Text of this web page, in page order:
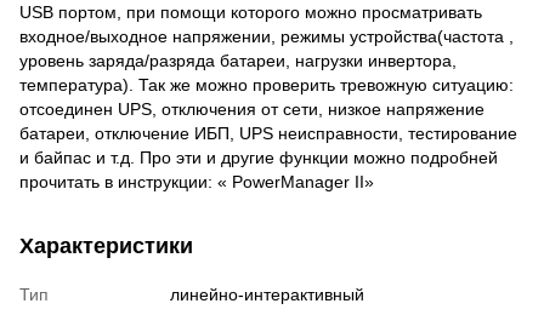
USB портом, при помощи которого можно просматривать
входное/выходное напряжении, режимы устройства(частота ,
уровень заряда/разряда батареи, нагрузки инвертора,
температура). Так же можно проверить тревожную ситуацию:
отсоединен UPS, отключения от сети, низкое напряжение
батареи, отключение ИБП, UPS неисправности, тестирование
и байпас и т.д. Про эти и другие функции можно подробней
прочитать в инструкции: « PowerManager II»
Характеристики
Тип
линейно-интерактивный